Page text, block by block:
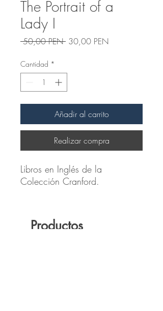
The Portrait of a
Lady I
50,00 PEN Precio
30,00 PENPrecio
Cantidad *
Añadir al carrito
Realizar compra
Libros en Inglés de la
Colección Cranford.
Productos